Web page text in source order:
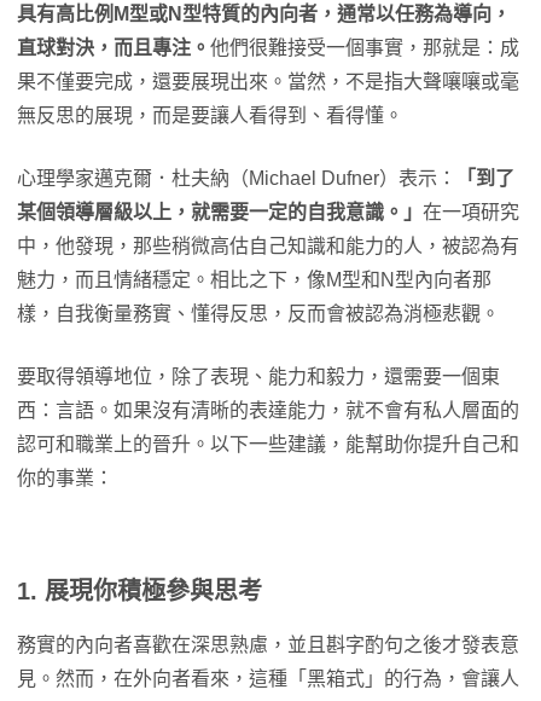
具有高比例M型或N型特質的內向者，通常以任務為導向，
直球對決，而且專注。 他們很難接受一個事實，那就是：成
果不僅要完成，還要展現出來。當然，不是指大聲嚷嚷或毫
無反思的展現，而是要讓人看得到、看得懂。
心理學家邁克爾．杜夫納（Michael Dufner）表示：
「到了
某個領導層級以上，就需要一定的自我意識。」 在一項研究
中，他發現，那些稍微高估自己知識和能力的人，被認為有
魅力，而且情緒穩定。相比之下，像M型和N型內向者那
樣，自我衡量務實、懂得反思，反而會被認為消極悲觀。
要取得領導地位，除了表現、能力和毅力，還需要一個東
西：言語。如果沒有清晰的表達能力，就不會有私人層面的
認可和職業上的晉升。以下一些建議，能幫助你提升自己和
你的事業：
1. 展現你積極參與思考
務實的內向者喜歡在深思熟慮，並且斟字酌句之後才發表意
見。然而，在外向者看來，這種「黑箱式」的行為，會讓人